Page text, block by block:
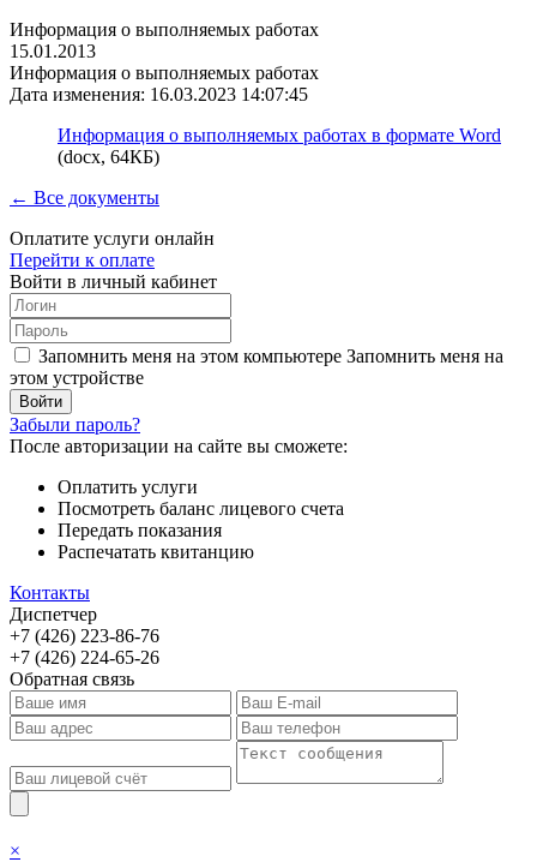
Информация о выполняемых работах
15.01.2013
Информация о выполняемых работах
Дата изменения: 16.03.2023 14:07:45
Информация о выполняемых работах в формате Word
(docx, 64КБ)
← Все документы
Оплатите услуги онлайн
Перейти к оплате
Войти в личный кабинет
Запомнить меня на этом компьютере Запомнить меня на
этом устройстве
Забыли пароль?
После авторизации на сайте вы сможете:
Оплатить услуги
Посмотреть баланс лицевого счета
Передать показания
Распечатать квитанцию
Контакты
Диспетчер
+7 (426) 223-86-76
+7 (426) 224-65-26
Обратная связь
×